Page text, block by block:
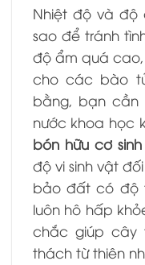
Nhiệt độ và độ
sao để tránh
độ ẩm quá cao,
cho các bào
bằng, bạn cần
nước khoa học
bón hữu cơ
độ vi sinh vật
bảo đất có độ
luôn hô hấp
chắc giúp cây
thách từ thiên